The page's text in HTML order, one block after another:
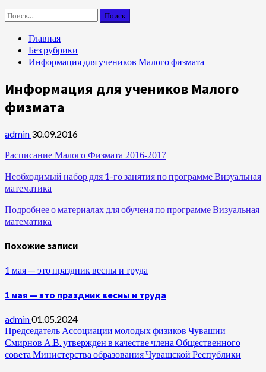
Найти:
Главная
Без рубрики
Информация для учеников Малого физмата
Информация для учеников Малого
физмата
admin 30.09.2016
Расписание Малого Физмата 2016-2017
Необходимый набор для 1-го занятия по программе Визуальная
математика
Подробнее о материалах для обученя по программе Визуальная
математика
Похожие записи
1 мая — это праздник весны и труда
1 мая — это праздник весны и труда
admin01.05.2024
Председатель Ассоциации молодых физиков Чувашии
Смирнов А.В. утвержден в качестве члена Общественного
совета Министерства образования Чувашской Республики